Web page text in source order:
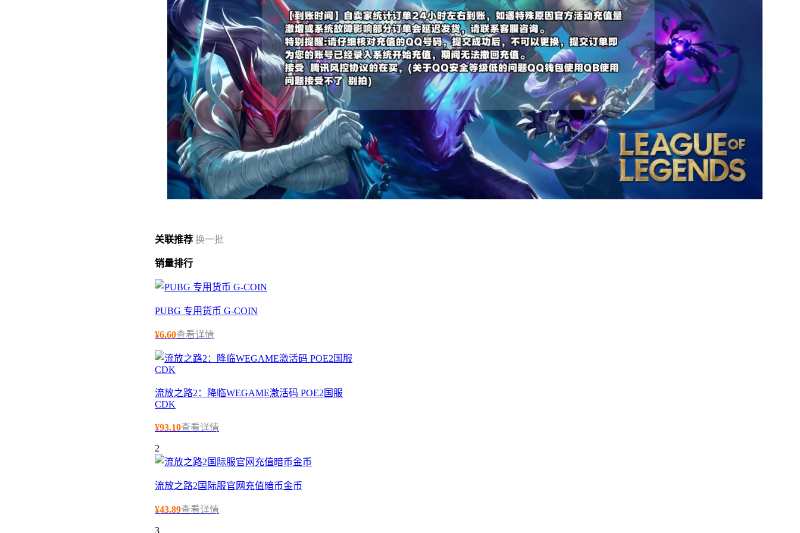
关联推荐 换一批
销量排行
PUBG 专用货币 G-COIN
¥6.60查看详情
流放之路2：降临WEGAME激活码 POE2国服
CDK
¥93.10查看详情
2
流放之路2国际服官网充值暗币金币
¥43.89查看详情
3